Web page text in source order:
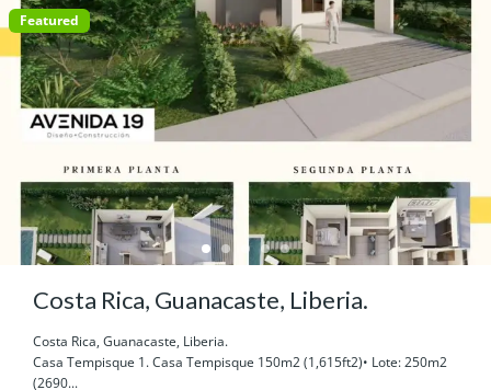
Featured
Costa Rica, Guanacaste, Liberia.
Costa Rica, Guanacaste, Liberia.
Casa Tempisque 1. Casa Tempisque 150m2 (1,615ft2)• Lote: 250m2
(2690...